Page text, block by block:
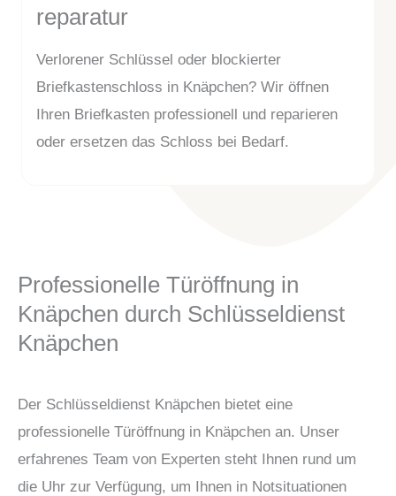
reparatur
Verlorener Schlüssel oder blockierter
Briefkastenschloss in Knäpchen? Wir öffnen
Ihren Briefkasten professionell und reparieren
oder ersetzen das Schloss bei Bedarf.
Professionelle Türöffnung in
Knäpchen durch Schlüsseldienst
Knäpchen
Der Schlüsseldienst Knäpchen bietet eine
professionelle Türöffnung in Knäpchen an. Unser
erfahrenes Team von Experten steht Ihnen rund um
die Uhr zur Verfügung, um Ihnen in Notsituationen